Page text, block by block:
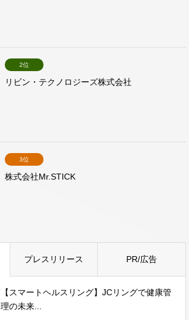
2位
リビン・テクノロジーズ株式会社
3位
株式会社Mr.STICK
プレスリリース PR/広告
【スマートヘルスリング】JCリングで健康管
理の未来...